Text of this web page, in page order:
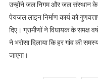
उन्होंने जल निगम और जल संस्थान
पेयजल लाइन निर्माण कार्य को
दिए। ग्रामीणों ने विधायक के समक्ष
ने भरोसा दिलाया कि हर गांव की
जाएगा।